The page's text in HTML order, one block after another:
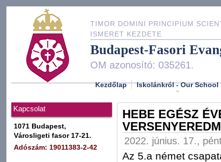
TIMOR DOMINI PRINCIPIUM
ISMERET KEZDETE
Budapest-Fasori
OM azonosító: 035261.
Kezdőlap Iskolánkról - Our School
Kapcsolat
1071 Budapest,
Városligeti fasor 17-21.
Adószám: 19011383-2-42
HEBE EGÉSZ
2022. június. 17.,
Az 5.a német